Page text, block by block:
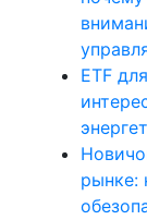
ETF
рынке: